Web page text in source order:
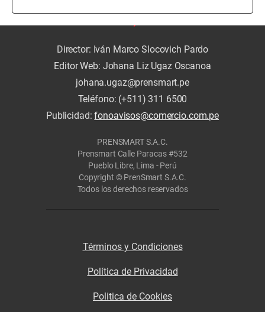
Director: Iván Marco Slocovich Pardo
Editor Web: Johana Liz Ugaz Oscanoa
johana.ugaz@prensmart.pe
Teléfono: (+511) 311 6500
Publicidad:fonoavisos@comercio.com.pe
PRENSMART S.A.C.
Prensmart Calle Paracas #532
Pueblo Libre, Lima - Perú
Copyright © PrenSmart S.A.C.
Todos los derechos reservados
Términos y Condiciones
Política de Privacidad
Politica de Cookies